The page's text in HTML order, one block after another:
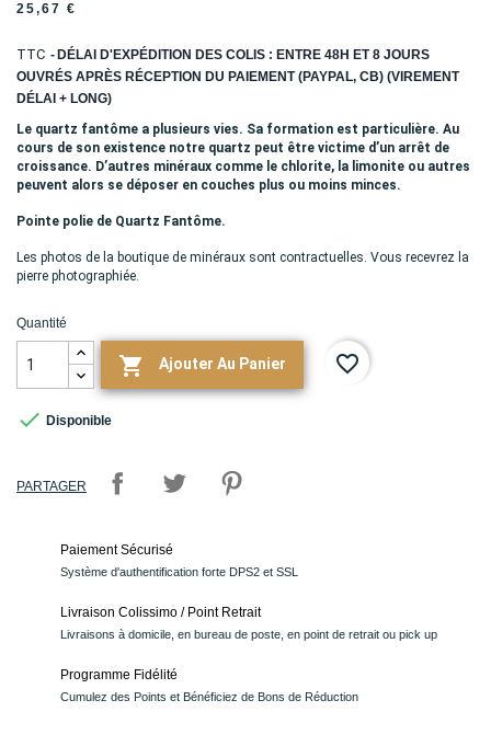
25,67 €
TTC
DÉLAI D'EXPÉDITION DES COLIS : ENTRE 48H ET 8 JOURS
OUVRÉS APRÈS RÉCEPTION DU PAIEMENT (PAYPAL, CB) (VIREMENT
DÉLAI + LONG)
Le quartz fantôme a plusieurs vies. Sa formation est particulière. Au
cours de son existence notre quartz peut être victime d’un arrêt de
croissance. D’autres minéraux comme le chlorite, la limonite ou autres
peuvent alors se déposer en couches plus ou moins minces.
Pointe polie de Quartz Fantôme.
Les photos de la boutique de minéraux sont contractuelles. Vous recevrez la
pierre photographiée.
Quantité
 Ajouter Au Panier favorite_border
 Disponible
PARTAGER
Paiement Sécurisé
Système d'authentification forte DPS2 et SSL
Livraison Colissimo / Point Retrait
Livraisons à domicile, en bureau de poste, en point de retrait ou pick up
Programme Fidélité
Cumulez des Points et Bénéficiez de Bons de Réduction